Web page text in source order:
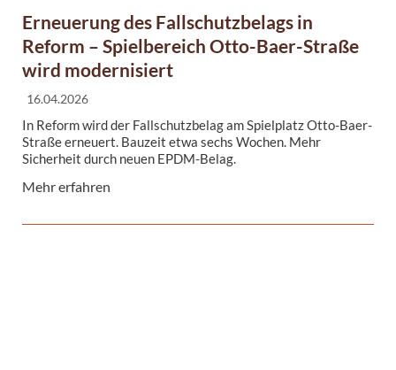
Erneuerung des Fallschutzbelags in
Reform – Spielbereich Otto-Baer-Straße
wird modernisiert
16.04.2026
In Reform wird der Fallschutzbelag am Spielplatz Otto-Baer-
Straße erneuert. Bauzeit etwa sechs Wochen. Mehr
Sicherheit durch neuen EPDM-Belag.
Mehr erfahren